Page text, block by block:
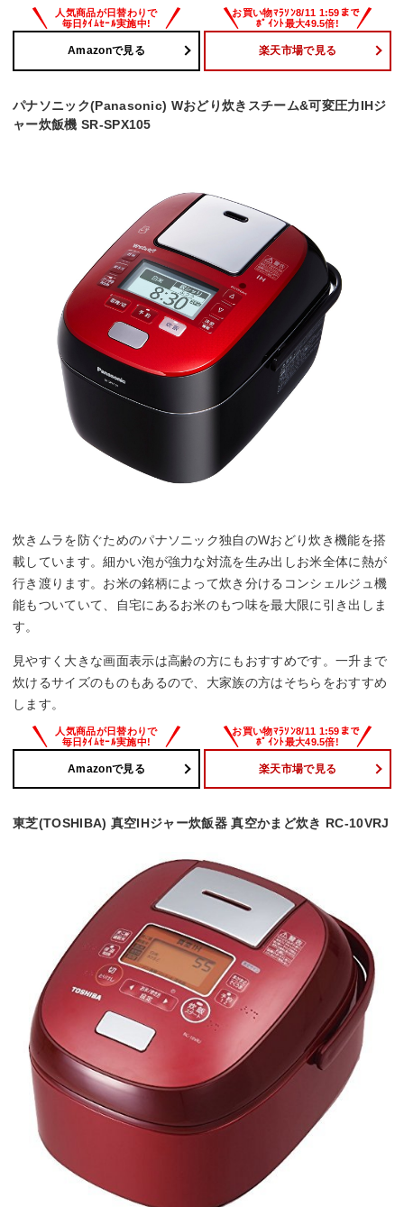
Amazonで見る 楽天市場で見る
パナソニック(Panasonic) Wおどり炊きスチーム&可変圧力IHジ
ャー炊飯機 SR-SPX105
炊きムラを防ぐためのパナソニック独自のWおどり炊き機能を搭
載しています。細かい泡が強力な対流を生み出しお米全体に熱が
行き渡ります。お米の銘柄によって炊き分けるコンシェルジュ機
能もついていて、自宅にあるお米のもつ味を最大限に引き出しま
す。
見やすく大きな画面表示は高齢の方にもおすすめです。一升まで
炊けるサイズのものもあるので、大家族の方はそちらをおすすめ
します。
Amazonで見る 楽天市場で見る
東芝(TOSHIBA) 真空IHジャー炊飯器 真空かまど炊き RC-10VRJ